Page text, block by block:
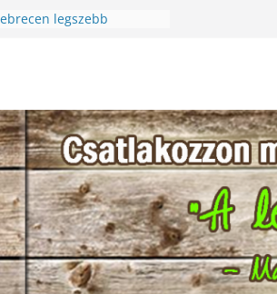
legszebb
Különleges módon
szeretetére a
legszebb
– Ültess, gondozd, nyerj:
legszebb konyhakertjeit